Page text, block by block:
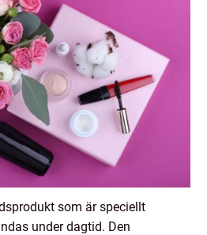
som är speciellt
under dagtid. Den